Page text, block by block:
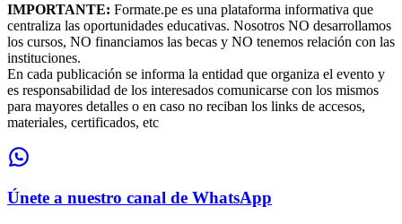
IMPORTANTE: Formate.pe es una plataforma informativa que
centraliza las oportunidades educativas. Nosotros NO desarrollamos
los cursos, NO financiamos las becas y NO tenemos relación con las
instituciones.
En cada publicación se informa la entidad que organiza el evento y
es responsabilidad de los interesados comunicarse con los mismos
para mayores detalles o en caso no reciban los links de accesos,
materiales, certificados, etc
Únete a nuestro canal de WhatsApp